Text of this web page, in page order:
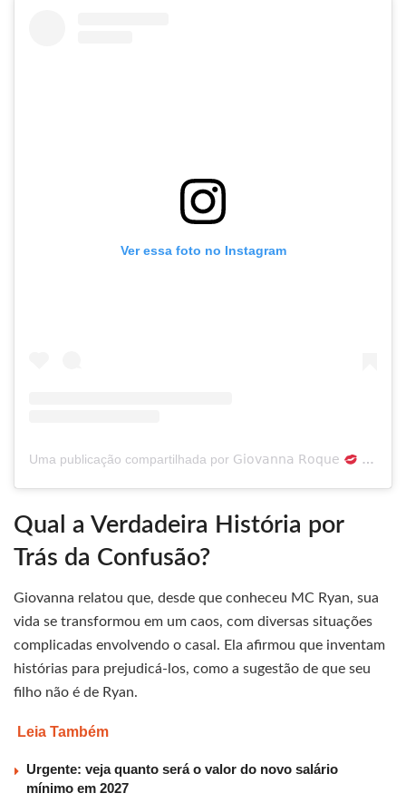
Ver essa foto no Instagram
Uma publicação compartilhada por 𝖦𝗂𝗈𝗏𝖺𝗇𝗇𝖺 𝖱𝗈𝗊𝗎𝖾
Qual a Verdadeira História por
Trás da Confusão?
Giovanna relatou que, desde que conheceu MC Ryan, sua
vida se transformou em um caos, com diversas situações
complicadas envolvendo o casal. Ela afirmou que inventam
histórias para prejudicá-los, como a sugestão de que seu
filho não é de Ryan.
Leia Também
Urgente: veja quanto será o valor do novo salário
mínimo em 2027